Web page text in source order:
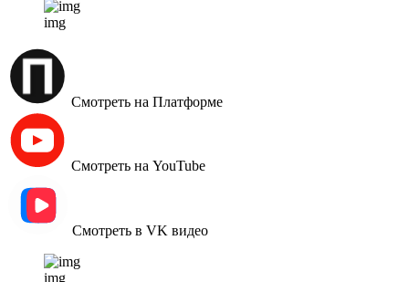
img
Смотреть на Платформе
Смотреть на YouTube
Смотреть в VK видео
img